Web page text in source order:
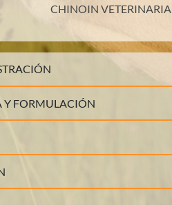
CHINOIN VETERINARIA
Y FORMULACIÓN